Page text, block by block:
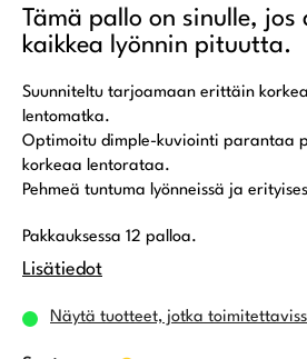
Tämä pallo on sinulle, jos
kaikkea lyönnin pituutta.
Suunniteltu tarjoamaan erittäin
lentomatka.
Optimoitu dimple-kuviointi parantaa
korkeaa lentorataa.
Pehmeä tuntuma lyönneissä ja
Pakkauksessa 12 palloa.
Lisätiedot
Näytä tuotteet, jotka